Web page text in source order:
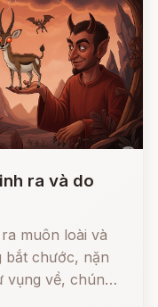
ra và do
muôn loài và
bắt chước, nặn
vụng về, chúng